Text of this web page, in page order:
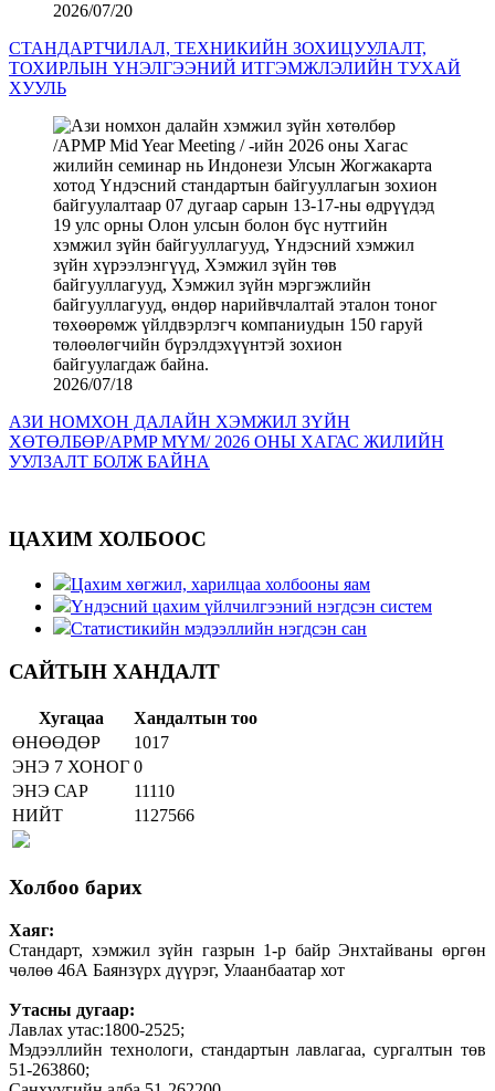
2026/07/20
СТАНДАРТЧИЛАЛ, ТЕХНИКИЙН ЗОХИЦУУЛАЛТ,
ТОХИРЛЫН ҮНЭЛГЭЭНИЙ ИТГЭМЖЛЭЛИЙН ТУХАЙ
ХУУЛЬ
2026/07/18
АЗИ НОМХОН ДАЛАЙН ХЭМЖИЛ ЗҮЙН
ХӨТӨЛБӨР/APMP MYM/ 2026 ОНЫ ХАГАС ЖИЛИЙН
УУЛЗАЛТ БОЛЖ БАЙНА
ЦАХИМ ХОЛБООС
Цахим хөгжил, харилцаа холбооны яам
Үндэсний цахим үйлчилгээний нэгдсэн систем
Статистикийн мэдээллийн нэгдсэн сан
САЙТЫН ХАНДАЛТ
Хугацаа
Хандалтын тоо
ӨНӨӨДӨР
1017
ЭНЭ 7 ХОНОГ 0
ЭНЭ САР
11110
НИЙТ
1127566
Холбоо барих
Хаяг:
Стандарт, хэмжил зүйн газрын 1-р байр Энхтайваны өргөн
чөлөө 46А Баянзүрх дүүрэг, Улаанбаатар хот
Утасны дугаар:
Лавлах утас:1800-2525;
Мэдээллийн технологи, стандартын лавлагаа, сургалтын төв
51-263860;